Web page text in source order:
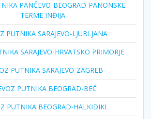
PANČEVO-BEOGRAD-PANONSKE
TERME INĐIJA
PUTNIKA SARAJEVO-LJUBLJANA
SARAJEVO-HRVATSKO PRIMORJE
PUTNIKA SARAJEVO-ZAGREB
PUTNIKA BEOGRAD-BEČ
PUTNIKA BEOGRAD-HALKIDIKI